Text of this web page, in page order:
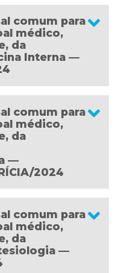
comum para
médico,
da
Interna —
comum para
médico,
da
—
2024
comum para
médico,
da
—